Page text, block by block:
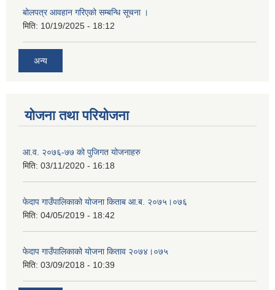
बोलपत्र आवहान गरिएको सम्बन्धि सूचना ।
मिति: 10/19/2025 - 18:12
अन्य
योजना तथा परियोजना
आ.व. २०७६-७७ को पुजिगत योजनाहरु
मिति: 03/11/2020 - 16:18
फेदाप गाउँपालिकाको योजना किताब आ.ब. २०७५।०७६
मिति: 04/05/2019 - 18:42
फेदाप गाउँपालिकाको योजना किताव २०७४।०७५
मिति: 03/09/2018 - 10:39